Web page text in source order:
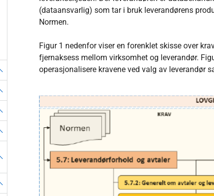
(dataansvarlig) som tar i bruk leverandørens
Normen.
Figur 1 nedenfor viser en forenklet skisse over
fjernaksess mellom virksomhet og leverandør.
operasjonalisere kravene ved valg av leverandør